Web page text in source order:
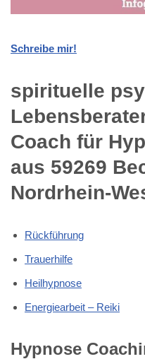
Schreibe mir!
spirituelle
Coach für
aus 59269
Nordrhein-
Rückführung
Trauerhilfe
Heilhypnose
Energiearbeit – Reiki
Hypnose